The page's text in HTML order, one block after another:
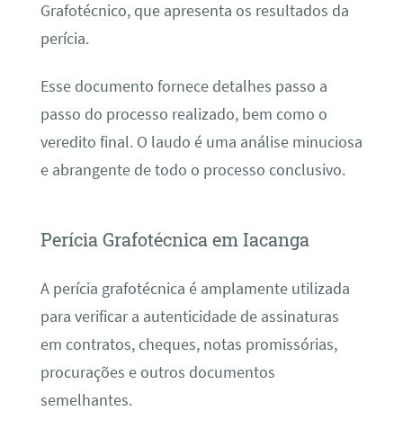
Grafotécnico, que apresenta os resultados da
perícia.
Esse documento fornece detalhes passo a
passo do processo realizado, bem como o
veredito final. O laudo é uma análise minuciosa
e abrangente de todo o processo conclusivo.
Perícia Grafotécnica em Iacanga
A perícia grafotécnica é amplamente utilizada
para verificar a autenticidade de assinaturas
em contratos, cheques, notas promissórias,
procurações e outros documentos
semelhantes.